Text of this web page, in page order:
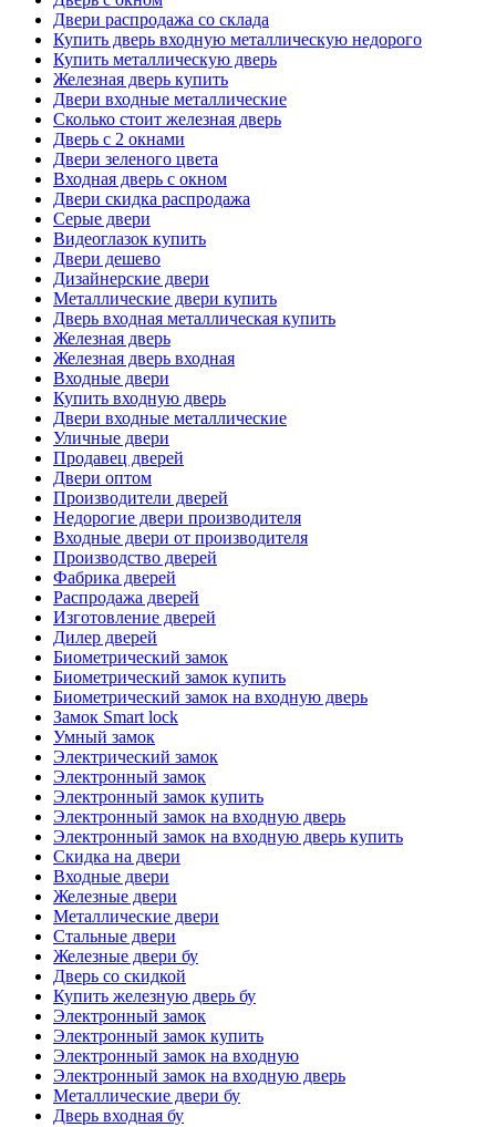
Двери распродажа со склада
Купить дверь входную металлическую недорого
Купить металлическую дверь
Железная дверь купить
Двери входные металлические
Сколько стоит железная дверь
Дверь с 2 окнами
Двери зеленого цвета
Входная дверь с окном
Двери скидка распродажа
Серые двери
Видеоглазок купить
Двери дешево
Дизайнерские двери
Металлические двери купить
Дверь входная металлическая купить
Железная дверь
Железная дверь входная
Входные двери
Купить входную дверь
Двери входные металлические
Уличные двери
Продавец дверей
Двери оптом
Производители дверей
Недорогие двери производителя
Входные двери от производителя
Производство дверей
Фабрика дверей
Распродажа дверей
Изготовление дверей
Дилер дверей
Биометрический замок
Биометрический замок купить
Биометрический замок на входную дверь
Замок Smart lock
Умный замок
Электрический замок
Электронный замок
Электронный замок купить
Электронный замок на входную дверь
Электронный замок на входную дверь купить
Скидка на двери
Входные двери
Железные двери
Металлические двери
Стальные двери
Железные двери бу
Дверь со скидкой
Купить железную дверь бу
Электронный замок
Электронный замок купить
Электронный замок на входную
Электронный замок на входную дверь
Металлические двери бу
Дверь входная бу